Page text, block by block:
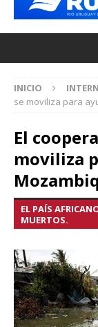
INICIO
se moviliza para
El
moviliza
EL PAÍS
MUERTOS.